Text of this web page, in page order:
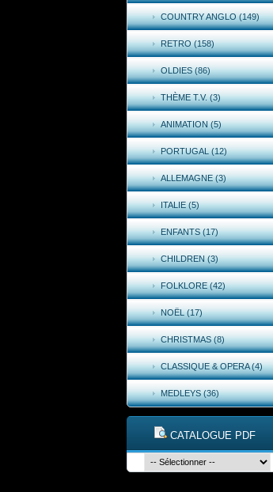
COUNTRY ANGLO (149)
RETRO (158)
OLDIES (86)
THÈME T.V. (3)
ANIMATION (5)
PORTUGAL (12)
ALLEMAGNE (3)
ITALIE (5)
ENFANTS (17)
CHILDREN (3)
FOLKLORE (42)
NOËL (17)
CHRISTMAS (8)
CLASSIQUE & OPERA (4)
MEDLEYS (36)
CATALOGUE PDF